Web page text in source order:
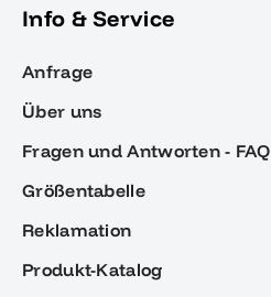
Info & Service
Anfrage
Über uns
Fragen und Antworten - FAQ
Größentabelle
Reklamation
Produkt-Katalog